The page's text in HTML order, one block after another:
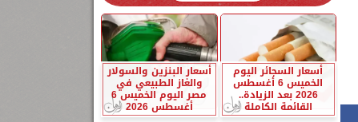
أسعار السجائر اليوم
الخميس 6 أغسطس
2026 بعد الزيادة..
القائمة الكاملة
أسعار البنزين والسولار
والغاز الطبيعي في
مصر اليوم الخميس 6
أغسطس 2026